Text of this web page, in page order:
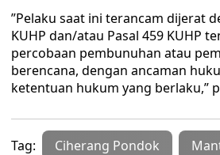
​”Pelaku saat ini terancam dijerat
KUHP dan/atau Pasal 459 KUHP
percobaan pembunuhan atau
berencana, dengan ancaman
ketentuan hukum yang berlaku,”
Tag: Ciherang Pondok